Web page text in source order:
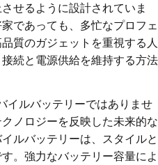
せるように設計されていま
であっても、多忙なプロフェ
質のガジェットを重視する人
続と電源供給を維持する方法
イルバッテリーではありませ
ノロジーを反映した未来的な
ルバッテリーは、スタイルと
。強力なバッテリー容量によ